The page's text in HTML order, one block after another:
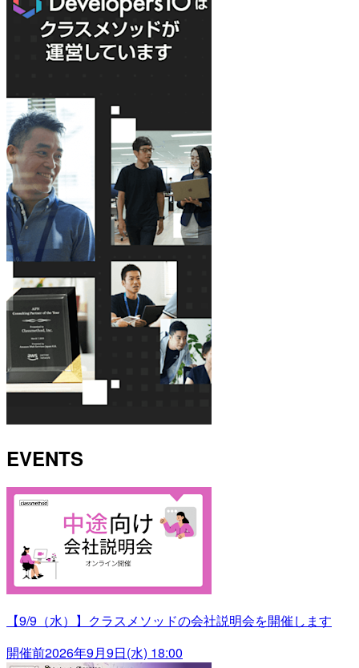
EVENTS
【9/9（水）】クラスメソッドの会社説明会を開催します
開催前2026年9月9日(水) 18:00